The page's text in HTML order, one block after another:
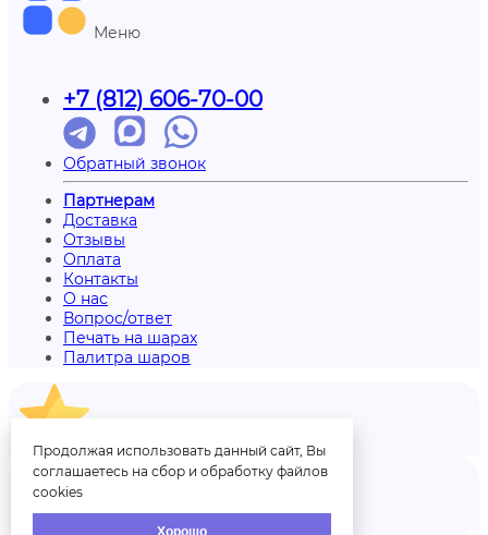
Меню
+7 (812) 606-70-00
Обратный звонок
Партнерам
Доставка
Отзывы
Оплата
Контакты
О нас
Вопрос/ответ
Печать на шарах
Палитра шаров
Отзывы
Продолжая использовать данный сайт, Вы
соглашаетесь на сбор и обработку файлов
cookies
Хорошо